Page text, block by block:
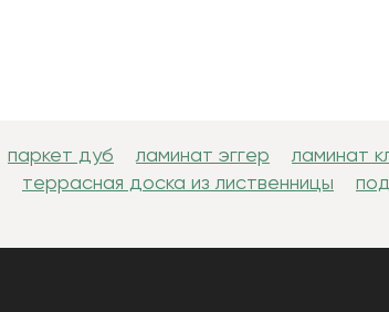
паркет дуб ламинат эггер ламинат
террасная доска из лиственницы